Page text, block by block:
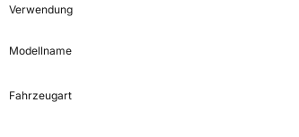
Verwendung
Modellname
Fahrzeugart